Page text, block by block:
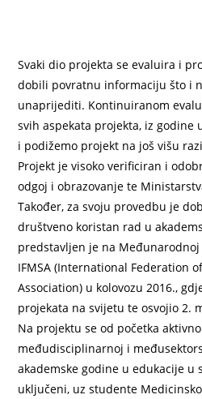
Svaki dio projekta se evaluira i
dobili povratnu informaciju što i
unaprijediti. Kontinuiranom
svih aspekata projekta, iz godine
i podižemo projekt na još višu
Projekt je visoko verificiran i
odgoj i obrazovanje te
Također, za svoju provedbu je
društveno koristan rad u
predstavljen je na
IFMSA (International Federation
Association) u kolovozu 2016.,
projekata na svijetu te osvojio 2.
Na projektu se od početka
međudisciplinarnoj i
akademske godine u edukacije u
uključeni, uz studente